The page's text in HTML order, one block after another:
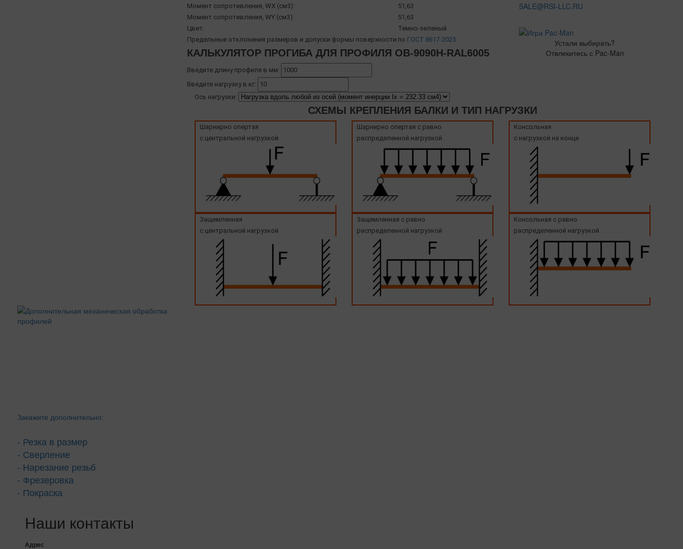
Момент сопротивления, WX (см3):
51,63
Момент сопротивления, WY (см3):
51,63
Цвет:
Темно-зеленый
Предельные отклонения размеров и допуски формы поверхности:по ГОСТ 8617-2025
КАЛЬКУЛЯТОР ПРОГИБА ДЛЯ ПРОФИЛЯ OB-9090H-RAL6005
Введите длину профиля в мм:
Введите нагрузку в кг:
Ось нагрузки:
СХЕМЫ КРЕПЛЕНИЯ БАЛКИ И ТИП НАГРУЗКИ
Шарнирно опертая
с центральной нагрузкой
Шарнирно опертая с равно
распределенной нагрузкой
Консольная
с нагрузкой на конце
Защемленная
с центральной нагрузкой
Защемленная с равно
распределенной нагрузкой
Консольная с равно
распределенной нагрузкой
SALE@RSI-LLC.RU
Устали выбирать?
Отвлекитесь с Pac-Man
Закажите дополнительно:
- Резка в размер
- Сверление
- Нарезание резьб
- Фрезеровка
- Покраска
Наши контакты
Адрес